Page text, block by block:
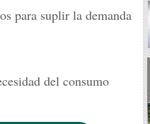
para suplir la demanda
del consumo